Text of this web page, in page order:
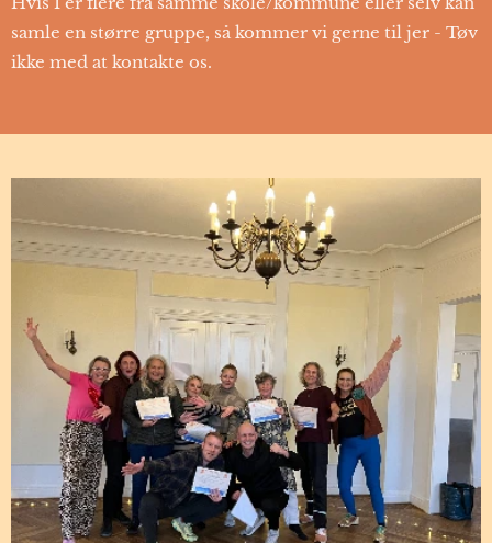
samle en større gruppe, så kommer vi gerne til jer - Tøv
ikke med at kontakte os.